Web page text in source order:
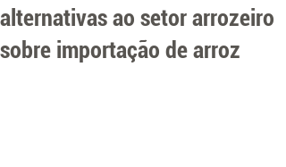
alternativas ao setor arrozeiro
sobre importação de arroz